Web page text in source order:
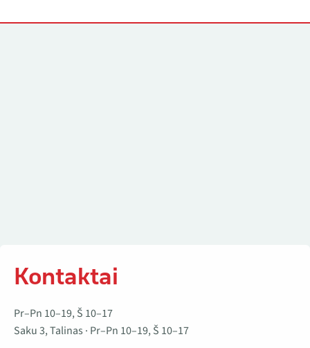
Kontaktai
Pr–Pn 10–19, Š 10–17
Saku 3, Talinas · Pr–Pn 10–19, Š 10–17